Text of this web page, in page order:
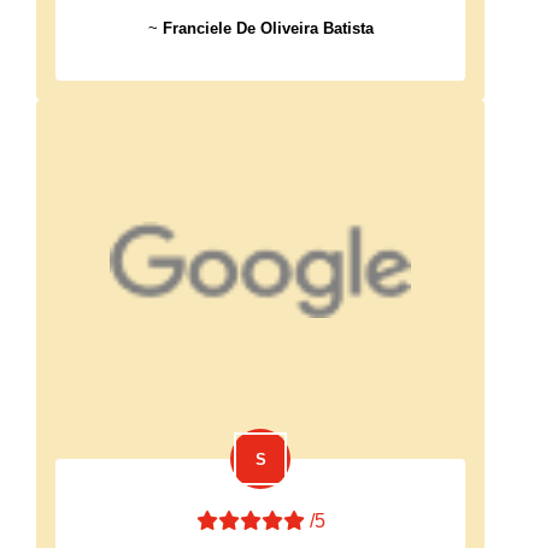
~ Franciele De Oliveira Batista
/5